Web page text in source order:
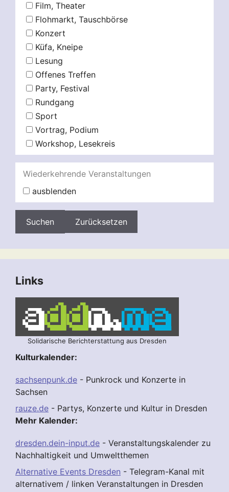
Film, Theater
Flohmarkt, Tauschbörse
Konzert
Küfa, Kneipe
Lesung
Offenes Treffen
Party, Festival
Rundgang
Sport
Vortrag, Podium
Workshop, Lesekreis
Wiederkehrende Veranstaltungen
ausblenden
Zurücksetzen
Links
Solidarische Berichterstattung aus Dresden
Kulturkalender:
sachsenpunk.de - Punkrock und Konzerte in
Sachsen
rauze.de - Partys, Konzerte und Kultur in Dresden
Mehr Kalender:
dresden.dein-input.de - Veranstaltungskalender zu
Nachhaltigkeit und Umweltthemen
Alternative Events Dresden - Telegram-Kanal mit
alternativem / linken Veranstaltungen in Dresden